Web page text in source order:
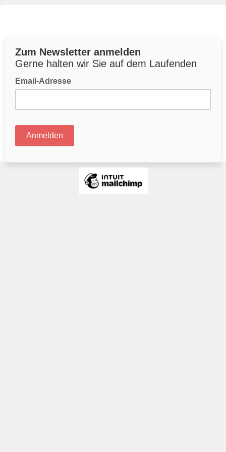
Zum Newsletter anmelden
Gerne halten wir Sie auf dem Laufenden
Email-Adresse